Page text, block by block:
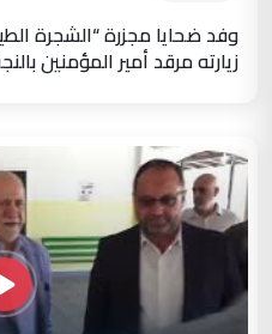
وفد ضحايا مجزرة “الشجرة
زيارته مرقد أمير المؤمنين